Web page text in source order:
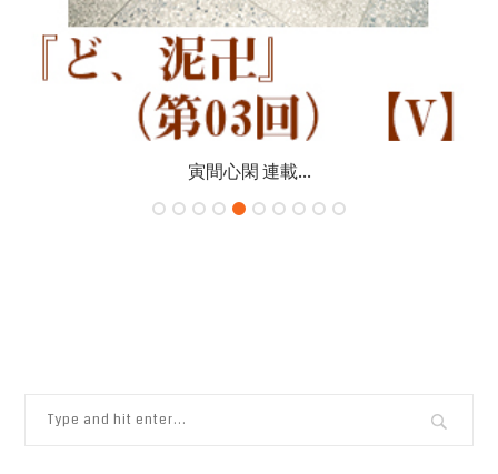
寅間心閑 連載...